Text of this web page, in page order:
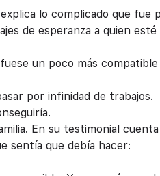
lo complicado que fue
de esperanza a quien esté
un poco más
por infinidad de trabajos.
En su testimonial
sentía que debía hacer: